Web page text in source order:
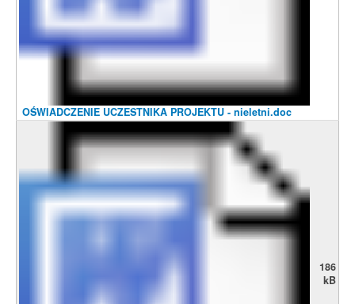
OŚWIADCZENIE UCZESTNIKA PROJEKTU - nieletni.doc
186
kB